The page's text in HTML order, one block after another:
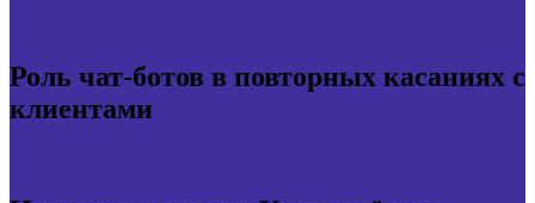
Роль чат-ботов в повторных касаниях с
клиентами